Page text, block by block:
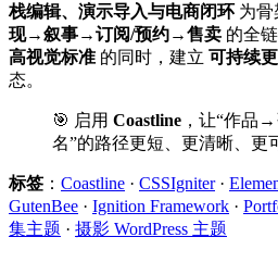
栈编辑、演示导入与电商闭环 为骨
现→叙事→订阅/预约→售卖 的全
高视觉标准 的同时，建立 可持续
态。
🎯 启用 Coastline ，让“作品
名”的路径更短、更清晰、更
标签 ： Coastline · CSSIgniter·
GutenBee · Ignition Framework ·
集主题 · 摄影 WordPress 主题